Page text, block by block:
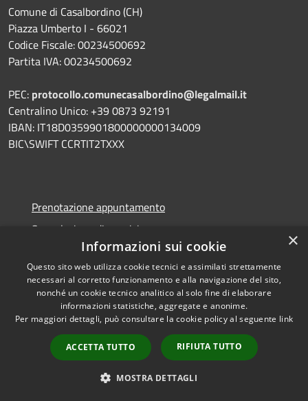
Comune di Casalbordino (CH)
Piazza Umberto I - 66021
Codice Fiscale: 00234500692
Partita IVA: 00234500692
PEC: protocollo.comunecasalbordino@legalmail.it
Centralino Unico: +39 0873 92191
IBAN: IT18D0359901800000000134009
BIC\SWIFT CCRTIT2TXXX
Prenotazione appuntamento
Segnalazione disservizio
Leggi le FAQ
Richiesta assistenza
Amministrazione trasparente
Informativa privacy
×
Informazioni sui cookie
Questo sito web utilizza cookie tecnici e assimilati strettamente
necessari al corretto funzionamento e alla navigazione del sito,
nonché un cookie tecnico analitico al solo fine di elaborare
informazioni statistiche, aggregate e anonime.
Per maggiori dettagli, può consultare la cookie policy al seguente link
ACCETTA TUTTO RIFIUTA TUTTO
MOSTRA DETTAGLI